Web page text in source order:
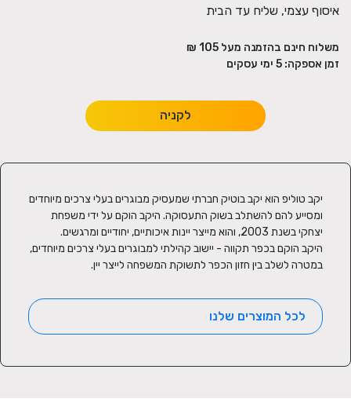
איסוף עצמי, שליח עד הבית
משלוח חינם בהזמנה מעל 105
₪
זמן אספקה: 5 ימי עסקים
לקניה
במטרה לשלב בין חזון הכפר לתשוקת המשפחה לייצר יין.
לכל המוצרים שלנו